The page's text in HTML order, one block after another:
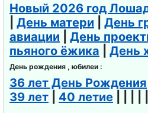
о тенниса
День
косметолог
а
День
рождения
Новый 2026 год
День матери
День
авиации
День
пьяного ёжика
День
День рождения , юбилеи :
36 лет День Рождения
39 лет
40 летие